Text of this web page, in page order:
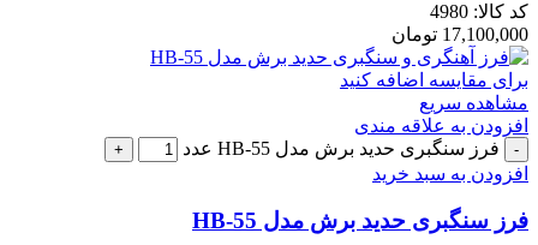
کد کالا: 4980
17,100,000 تومان
برای مقایسه اضافه کنید
مشاهده سریع
افزودن به علاقه مندی
فرز سنگبری حدید برش مدل HB-55 عدد
افزودن به سبد خرید
فرز سنگبری حدید برش مدل HB-55